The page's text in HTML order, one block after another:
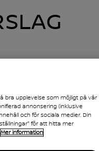
bra upplevelse som möjligt på vår
annonsering (inklusive
och för sociala medier. Din
för att hitta mer
Mer information